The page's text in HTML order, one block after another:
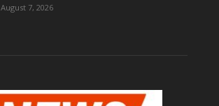
August 7, 2026